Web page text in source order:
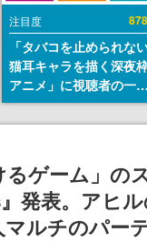
注目度
「タバコを止められな
猫耳キャラを描く深夜
アニメ」に視聴者の一部
から批判意見。違法薬
の使用と思しき描写も
るゲーム」の
発表。アヒ
ルチのパー